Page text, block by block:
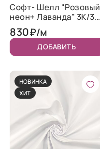
Софт- Шелл "Розовый
неон+ Лаванда" 3K/3K
WR TPU 320
830₽/м
ДОБАВИТЬ
НОВИНКА
ХИТ